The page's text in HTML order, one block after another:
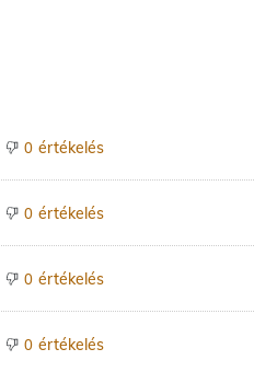
0 értékelés
0 értékelés
0 értékelés
0 értékelés